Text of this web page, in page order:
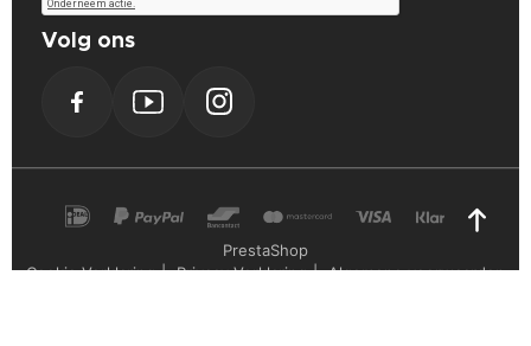
Volg ons
PrestaShop
Cookie Verklaring
Privacy Verklaring
Algemene voorwaarden